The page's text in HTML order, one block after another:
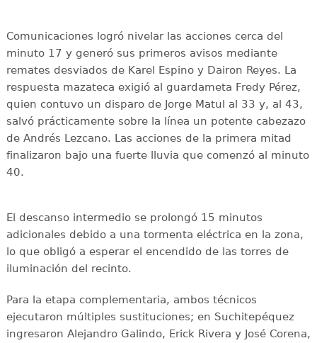
Comunicaciones logró nivelar las acciones cerca del
minuto 17 y generó sus primeros avisos mediante
remates desviados de Karel Espino y Dairon Reyes. La
respuesta mazateca exigió al guardameta Fredy Pérez,
quien contuvo un disparo de Jorge Matul al 33 y, al 43,
salvó prácticamente sobre la línea un potente cabezazo
de Andrés Lezcano. Las acciones de la primera mitad
finalizaron bajo una fuerte lluvia que comenzó al minuto
40.
El descanso intermedio se prolongó 15 minutos
adicionales debido a una tormenta eléctrica en la zona,
lo que obligó a esperar el encendido de las torres de
iluminación del recinto.
Para la etapa complementaria, ambos técnicos
ejecutaron múltiples sustituciones; en Suchitepéquez
ingresaron Alejandro Galindo, Erick Rivera y José Corena,